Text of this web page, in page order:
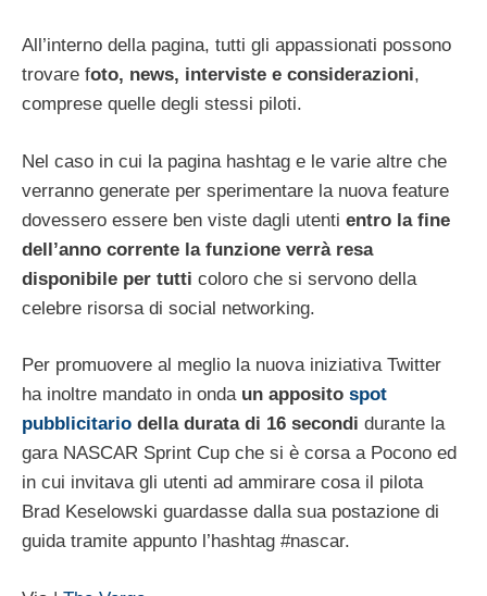
All’interno della pagina, tutti gli appassionati possono
trovare foto, news, interviste e considerazioni,
comprese quelle degli stessi piloti.
Nel caso in cui la pagina hashtag e le varie altre che
verranno generate per sperimentare la nuova feature
dovessero essere ben viste dagli utenti entro la fine
dell’anno corrente la funzione verrà resa
disponibile per tutti coloro che si servono della
celebre risorsa di social networking.
Per promuovere al meglio la nuova iniziativa Twitter
ha inoltre mandato in onda un apposito spot
pubblicitario della durata di 16 secondi durante la
gara NASCAR Sprint Cup che si è corsa a Pocono ed
in cui invitava gli utenti ad ammirare cosa il pilota
Brad Keselowski guardasse dalla sua postazione di
guida tramite appunto l’hashtag #nascar.